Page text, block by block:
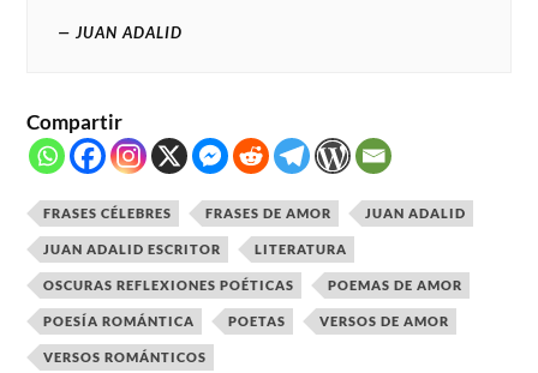
JUAN ADALID
Compartir
FRASES CÉLEBRES FRASES DE AMOR JUAN ADALID
JUAN ADALID ESCRITOR LITERATURA
OSCURAS REFLEXIONES POÉTICAS POEMAS DE AMOR
POESÍA ROMÁNTICA POETAS VERSOS DE AMOR
VERSOS ROMÁNTICOS